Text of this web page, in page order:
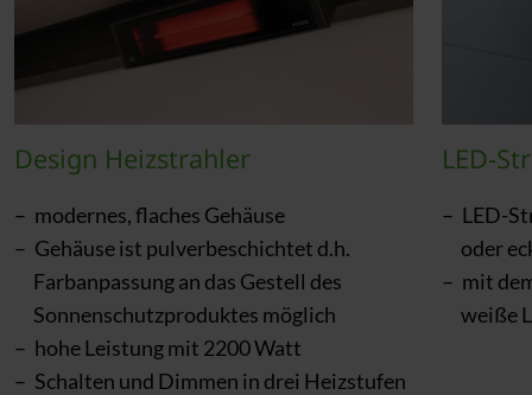
Design Heizstrahler
modernes, flaches Gehäuse
Gehäuse ist pulverbeschichtet d.h.
Farbanpassung an das Gestell des
Sonnenschutzproduktes möglich
hohe Leistung mit 2200 Watt
Schalten und Dimmen in drei Heizstufen
LED-
LED-
oder
mit
weiße